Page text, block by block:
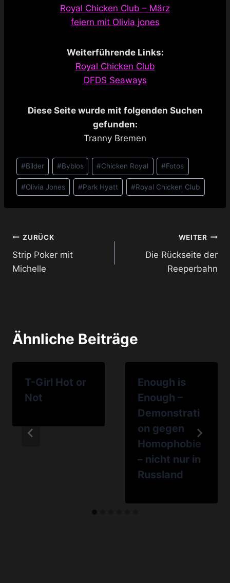
Royal Chicken Club – März
feiern mit Olivia jones
Weiterführende Links:
Royal Chicken Club
DFDS Seaways
Diese Seite wurde mit folgenden Suchen
gefunden:
Tranny Bremen
Schlagworte:
#Bilder #Byblos #Chicken Royal #Fotos
#Olivia Jones #Park Hyatt #Royal Chicken Club
Beitragsnavigation
ZURÜCK
Strip Poker mit
Michelle
WEITER
Die Rückseite der
Reeperbahn
Ähnliche Beiträge
T-Girl Hot or
Not
Enough is
Enough –
Demonstrati
on gegen
Homophobie
– nicht nur in
Russland